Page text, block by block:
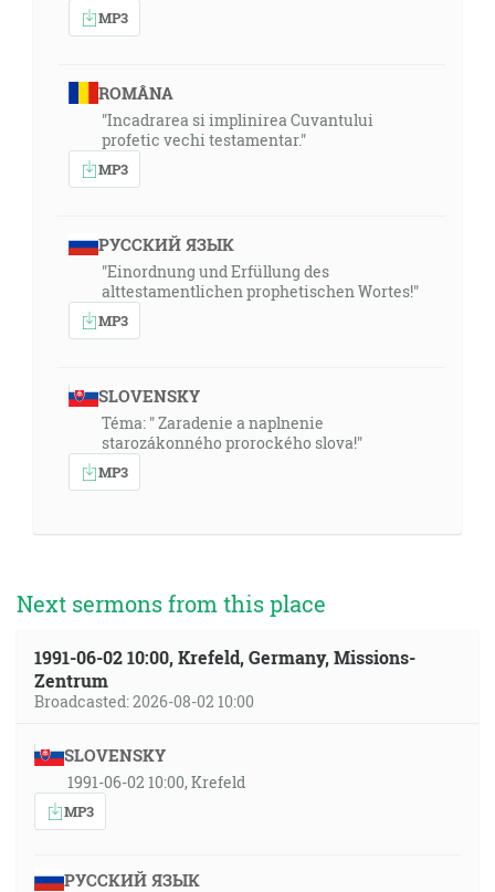
MP3
ROMÂNA
"Incadrarea si implinirea Cuvantului
profetic vechi testamentar."
MP3
РУССКИЙ ЯЗЫК
"Einordnung und Erfüllung des
alttestamentlichen prophetischen Wortes!"
MP3
SLOVENSKY
Téma: " Zaradenie a naplnenie
starozákonného prorockého slova!"
MP3
Next sermons from this place
1991-06-02 10:00, Krefeld, Germany, Missions-
Zentrum
Broadcasted: 2026-08-02 10:00
SLOVENSKY
1991-06-02 10:00, Krefeld
MP3
РУССКИЙ ЯЗЫК